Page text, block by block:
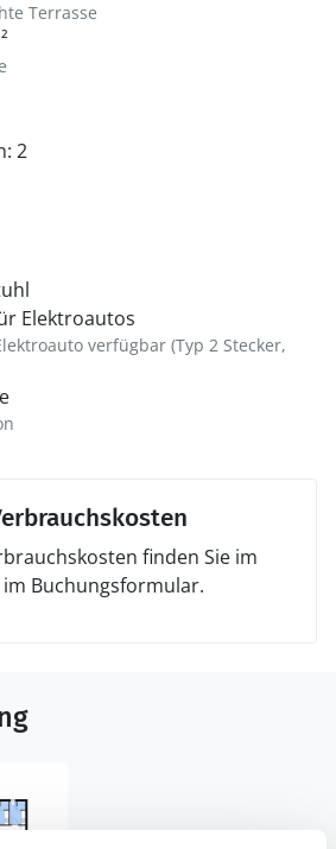
Terrasse
2
Elektroautos
verfügbar (Typ 2 Stecker,
finden Sie im
Buchungsformular.